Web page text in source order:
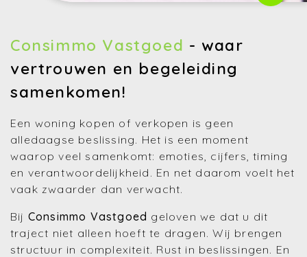
Consimmo Vastgoed - waar
vertrouwen en begeleiding
samenkomen!
Een woning kopen of verkopen is geen
alledaagse beslissing. Het is een moment
waarop veel samenkomt: emoties, cijfers, timing
en verantwoordelijkheid. En net daarom voelt het
vaak zwaarder dan verwacht.
Bij Consimmo Vastgoed geloven we dat u dit
traject niet alleen hoeft te dragen. Wij brengen
structuur in complexiteit. Rust in beslissingen. En